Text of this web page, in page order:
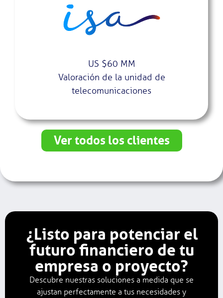
US $60 MM
Valoración de la unidad de
telecomunicaciones
Ver todos los clientes
¿Listo para potenciar el
futuro financiero de tu
empresa o proyecto?
Descubre nuestras soluciones a medida que se
ajustan perfectamente a tus necesidades y